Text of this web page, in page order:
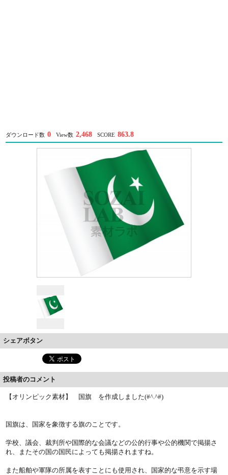
ダウンロード数 0 View数 2,468 SCORE 863.8
シェアボタン
投稿者のコメント
【オリンピック素材】 国旗 を作成しました(#^.^#)
国旗は、国家を象徴する旗のことです。
学校、議会、裁判所や国際的な会議などの公的行事や公的機関で掲揚さ
れ、またその国の国民によっても掲揚されますね。
また船舶や軍隊の所属を表すことにも使用され、国家的な弔意を示す場